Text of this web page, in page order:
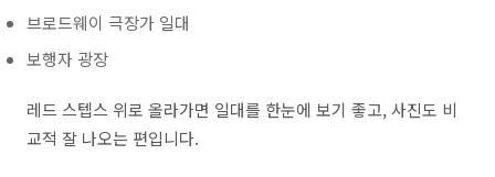
브로드웨이 극장가 일대
보행자 광장
레드 스텝스 위로 올라가면 일대를 한눈에 보기 좋고, 사진도 비
교적 잘 나오는 편입니다.